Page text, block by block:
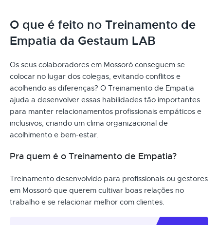
O que é feito no Treinamento de
Empatia da Gestaum LAB
Os seus colaboradores em Mossoró conseguem se
colocar no lugar dos colegas, evitando conflitos e
acolhendo as diferenças? O Treinamento de Empatia
ajuda a desenvolver essas habilidades tão importantes
para manter relacionamentos profissionais empáticos e
inclusivos, criando um clima organizacional de
acolhimento e bem-estar.
Pra quem é o Treinamento de Empatia?
Treinamento desenvolvido para profissionais ou gestores
em Mossoró que querem cultivar boas relações no
trabalho e se relacionar melhor com clientes.